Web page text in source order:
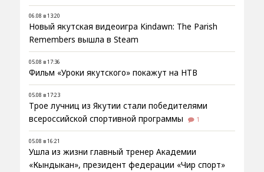
06.08 в 13:20
Новый якутская видеоигра Kindawn: The Parish
Remembers вышла в Steam
05.08 в 17:36
Фильм «Уроки якутского» покажут на НТВ
05.08 в 17:23
Трое лучниц из Якутии стали победителями
всероссийской спортивной программы
1
05.08 в 16:21
Ушла из жизни главный тренер Академии
«Кындыкан», президент федерации «Чир спорт»